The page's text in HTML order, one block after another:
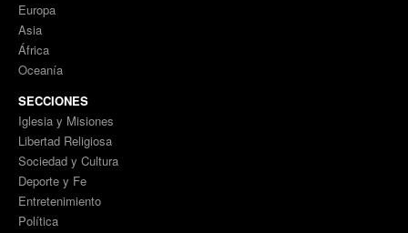
Europa
Asia
África
Oceanía
SECCIONES
Iglesia y Misiones
Libertad Religiosa
Sociedad y Cultura
Deporte y Fe
Entretenimiento
Política